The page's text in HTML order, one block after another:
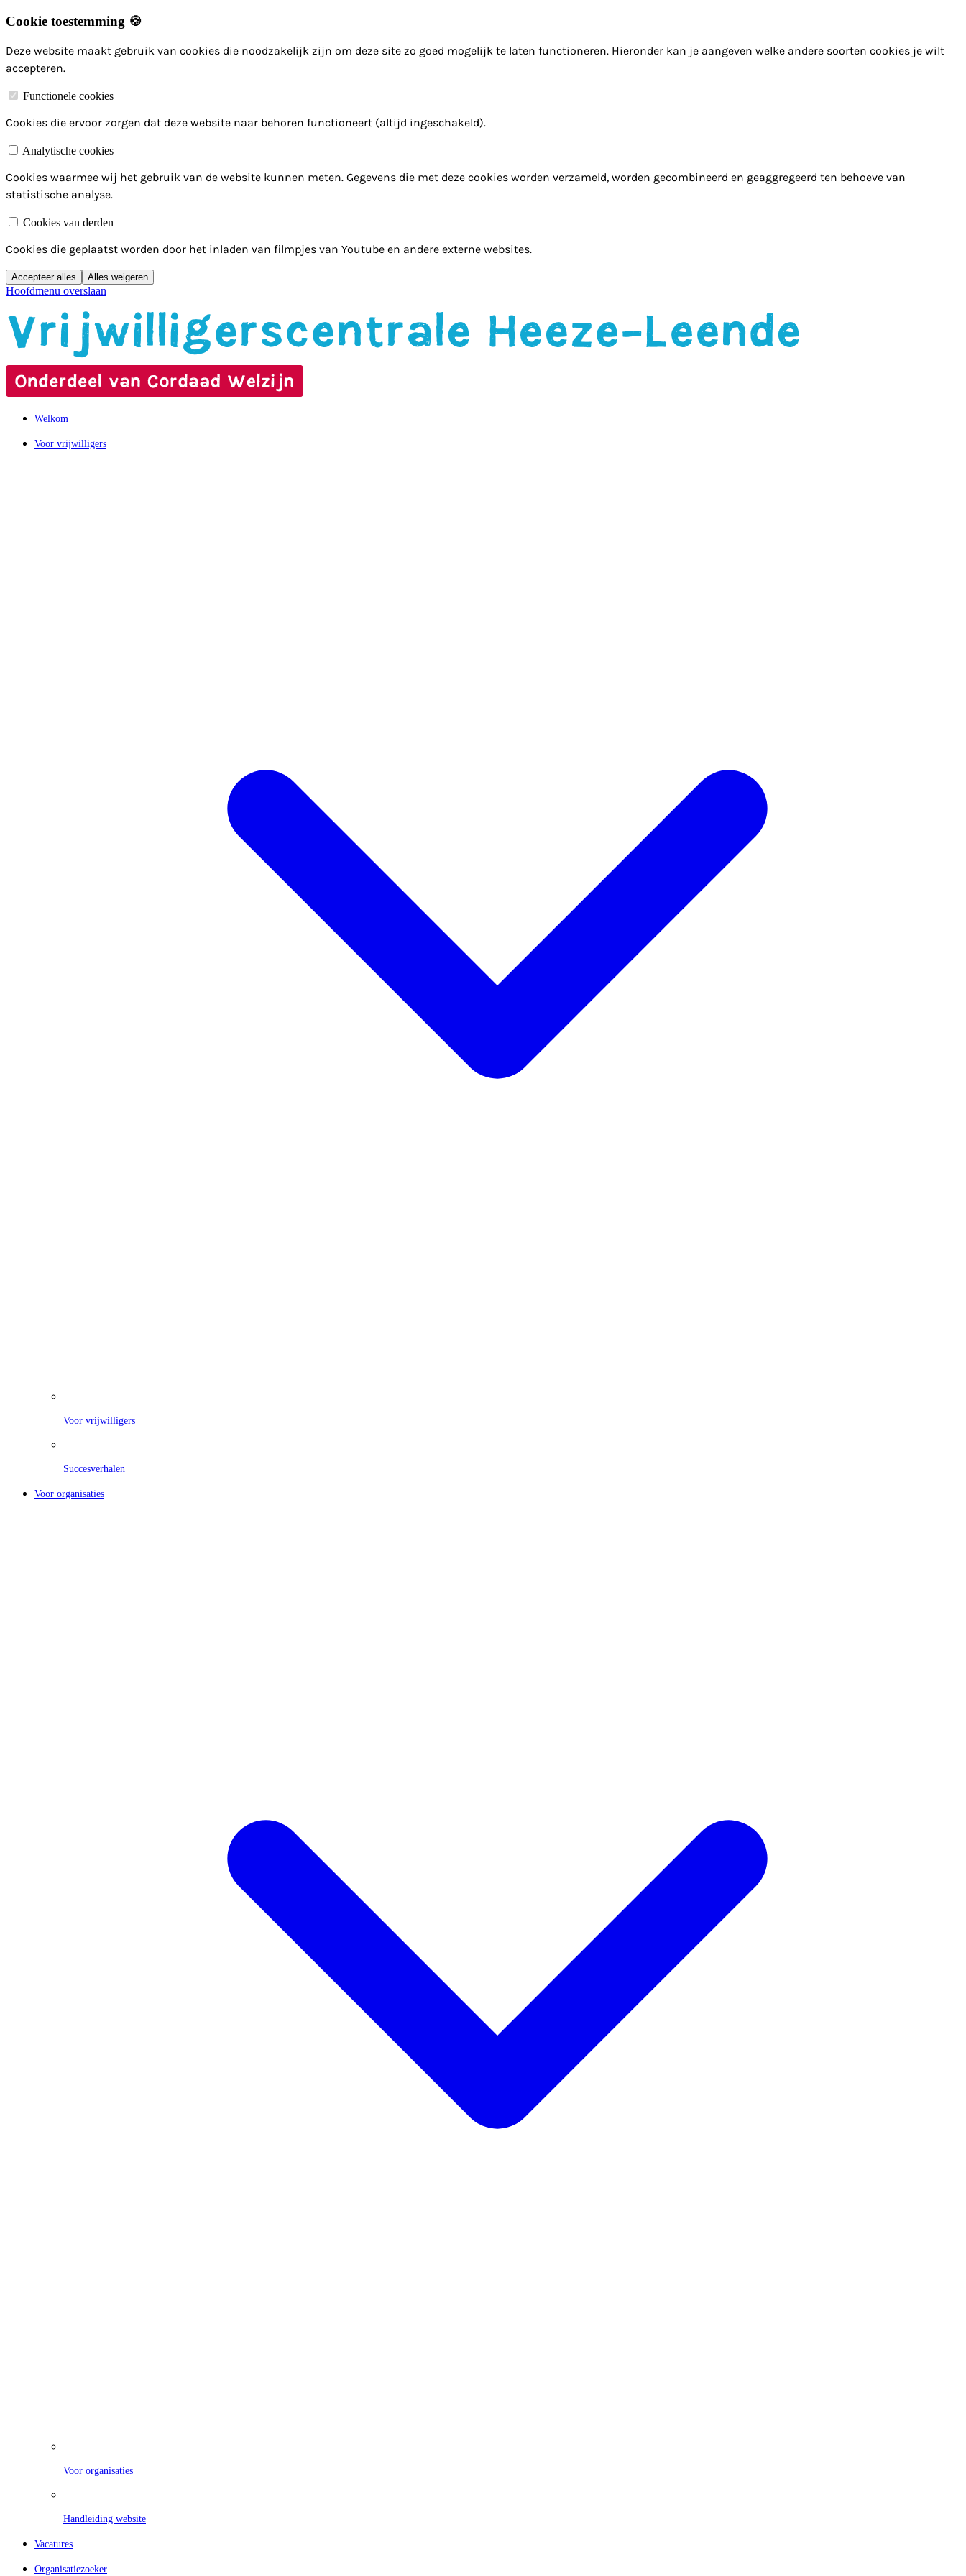
Cookie toestemming 🍪
Deze website maakt gebruik van cookies die noodzakelijk zijn om deze site zo goed mogelijk te laten functioneren. Hieronder kan je aangeven welke andere soorten cookies je wilt
accepteren.
Functionele cookies
Cookies die ervoor zorgen dat deze website naar behoren functioneert (altijd ingeschakeld).
Analytische cookies
Cookies waarmee wij het gebruik van de website kunnen meten. Gegevens die met deze cookies worden verzameld, worden gecombineerd en geaggregeerd ten behoeve van
statistische analyse.
Cookies van derden
Cookies die geplaatst worden door het inladen van filmpjes van Youtube en andere externe websites.
Accepteer alles Alles weigeren
Hoofdmenu overslaan
Welkom
Voor vrijwilligers
Voor vrijwilligers
Succesverhalen
Voor organisaties
Voor organisaties
Handleiding website
Vacatures
Organisatiezoeker